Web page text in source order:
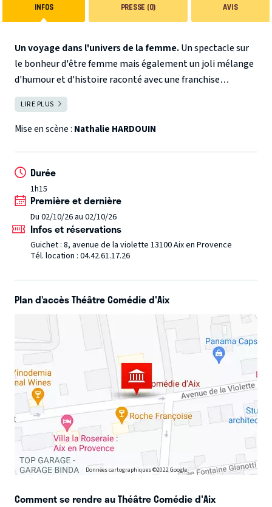
INFOS PRESSE (0) AVIS
Un voyage dans l'univers de la femme.Un spectacle sur
le bonheur d'être femme mais également un joli mélange
d'humour et d'histoire raconté avec une franchise
décapante. Au travers des scènes de la vie quotidienne ce
spectacle retracent, pour vous, l'évolution de la condition
féminine en France de 1944 à nos jours.
LIRE PLUS
Mise en scène : Nathalie HARDOUIN
Durée
1h15
Première et dernière
Du 02/10/26 au 02/10/26
Infos et réservations
Guichet : 8, avenue de la violette 13100 Aix en Provence
Tél. location : 04.42.61.17.26
Plan d’accès Théâtre Comédie d'Aix
Données cartographiques ©2022 Google
Comment se rendre au Théâtre Comédie d'Aix